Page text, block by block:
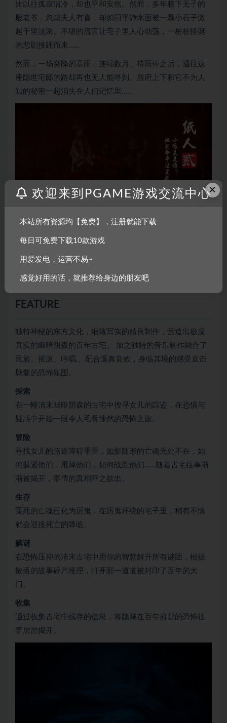
比以往孤寂清冷，却也平和安然。然而，多年膝下无子的
殷老爷，忽闻夫人有喜，却如同平静水面被一颗小石子激
起千里涟漪。不堪的流言让宅子里人心动荡，一桩桩怪诞
的悲剧接踵而来……
然而，一场突降的暴雨，连绵数月。待雨停之后，通往这
座隐世宅邸的路却再也无人能寻到。殷府上下和它不为人
知的秘密一起消失在人们记忆里……
GAMEPLAY
第一人称3D恐怖冒险游戏。在阴森的古宅中探索、冒险，
相。
FEATURE
独特神秘的东方文化，细致写实的精良制作，营造出极度
真实的幽暗阴森的百年古宅。 加之独特的音乐制作融合了
民族、摇滚、吟唱,、配合逼真音效，身临其境的感受直击
脑髓的恐怖氛围。
探索
在一幢清末幽暗阴森的古宅中搜寻女儿的踪迹，在恐惧与
疑惑中开始一段令人毛骨悚然的恐怖之旅。
冒险
寻找女儿的路途障碍重重，如影随形的亡魂无处不在，如
何躲避他们，甩掉他们，如何战胜他们……随着古宅往事渐
渐被揭开，事情的真相呼之欲出。
生存
冤死的亡魂已化为厉鬼，在厉鬼环绕的宅子里，稍有不慎
就会迎接死亡的降临。
解谜
在恐怖压抑的清末古宅中用你的智慧解开所有谜团，根据
散落的故事碎片推理，打开那一道道被封印了百年的大
收集
通过收集古宅中残存的信息，将隐藏在百年府邸的恐怖往
事层层揭开。
×
欢迎来到PGAME游戏交流中心
本站所有资源均【免费】，注册就能下载
每日可免费下载10款游戏
用爱发电，运营不易~
感觉好用的话，就推荐给身边的朋友吧